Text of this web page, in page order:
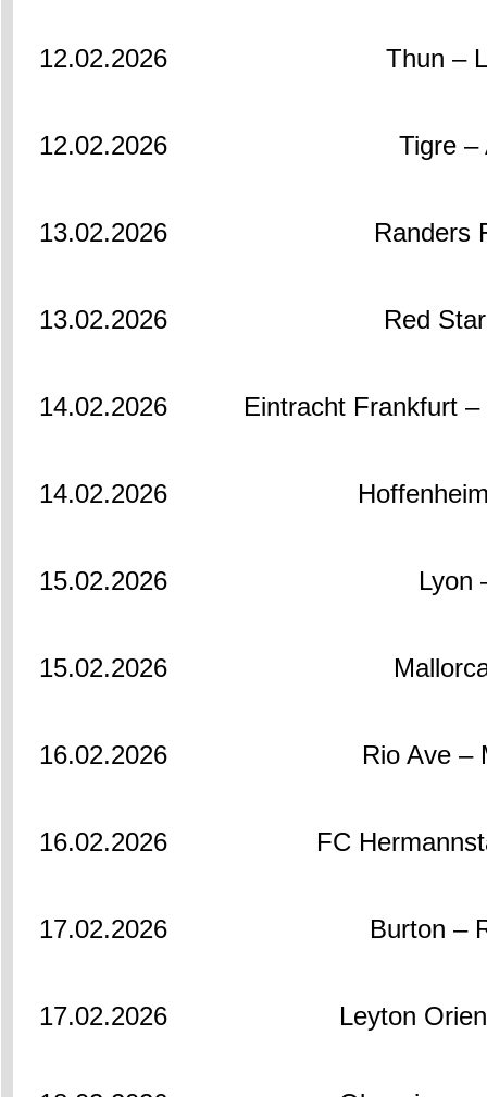
12.02.2026 Thun –
12.02.2026 Tigre –
13.02.2026 Randers
13.02.2026 Red
14.02.2026 Eintracht Frankfurt
14.02.2026
15.02.2026 Lyon
15.02.2026
16.02.2026 Rio Ave –
16.02.2026 FC
17.02.2026 Burton –
17.02.2026 Leyton